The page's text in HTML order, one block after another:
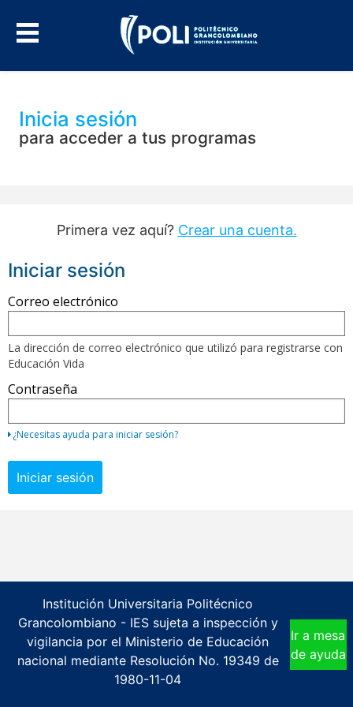
Inicia sesión
para acceder a tus programas
Primera vez aquí? Crear una cuenta.
Iniciar sesión
Regístrese
utilizando
su
de
electrónico
contraseña
Si
cuenta,
puedes
utilizar
botón
Correo electrónico
La dirección de correo electrónico que utilizó para registrarse con
Educación Vida
Contraseña
¿Necesitas ayuda para iniciar sesión?
Iniciar sesión
Institución Universitaria Politécnico
Grancolombiano - IES sujeta a inspección y
vigilancia por el Ministerio de Educación
nacional mediante Resolución No. 19349 de
1980-11-04
Ir a mesa
de ayuda